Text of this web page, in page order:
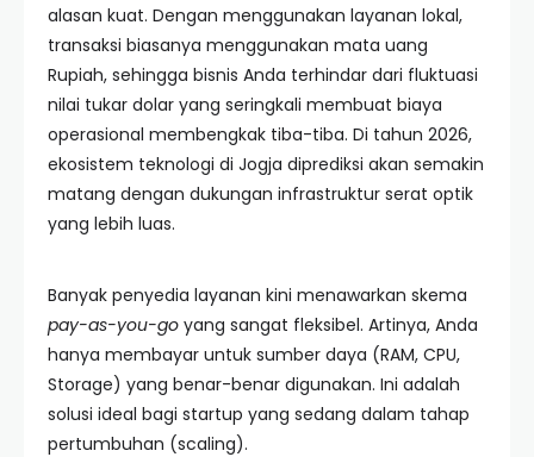
alasan kuat. Dengan menggunakan layanan lokal,
transaksi biasanya menggunakan mata uang
Rupiah, sehingga bisnis Anda terhindar dari fluktuasi
nilai tukar dolar yang seringkali membuat biaya
operasional membengkak tiba-tiba. Di tahun 2026,
ekosistem teknologi di Jogja diprediksi akan semakin
matang dengan dukungan infrastruktur serat optik
yang lebih luas.
Banyak penyedia layanan kini menawarkan skema
pay-as-you-go yang sangat fleksibel. Artinya, Anda
hanya membayar untuk sumber daya (RAM, CPU,
Storage) yang benar-benar digunakan. Ini adalah
solusi ideal bagi startup yang sedang dalam tahap
pertumbuhan (scaling).